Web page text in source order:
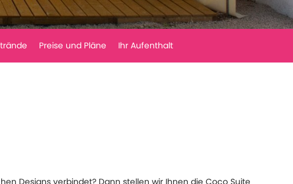
Preise und Pläne Ihr Aufenthalt
Designs verbindet? Dann stellen wir Ihnen die Coco Suite